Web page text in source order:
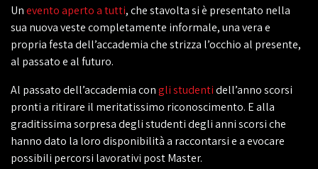
Unevento aperto a tutti, che stavolta si è presentato nella
sua nuova veste completamente informale, una vera e
propria festa dell’accademia che strizza l’occhio al presente,
al passato e al futuro.
Al passato dell’accademia congli studentidell’anno scorsi
pronti a ritirare il meritatissimo riconoscimento. E alla
graditissima sorpresa degli studenti degli anni scorsi che
hanno dato la loro disponibilità a raccontarsi e a evocare
possibili percorsi lavorativi post Master.